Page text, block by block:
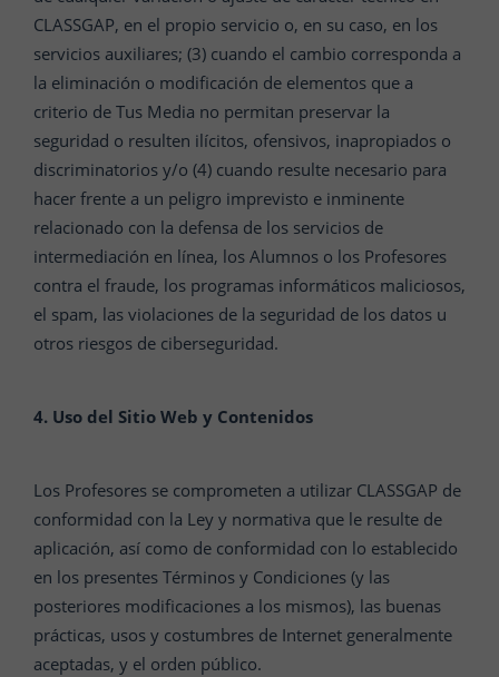
CLASSGAP, en el propio servicio o, en su caso, en los
servicios auxiliares; (3) cuando el cambio corresponda a
la eliminación o modificación de elementos que a
criterio de Tus Media no permitan preservar la
seguridad o resulten ilícitos, ofensivos, inapropiados o
discriminatorios y/o (4) cuando resulte necesario para
hacer frente a un peligro imprevisto e inminente
relacionado con la defensa de los servicios de
intermediación en línea, los Alumnos o los Profesores
contra el fraude, los programas informáticos maliciosos,
el spam, las violaciones de la seguridad de los datos u
otros riesgos de ciberseguridad.
4. Uso del Sitio Web y Contenidos
Los Profesores se comprometen a utilizar CLASSGAP de
conformidad con la Ley y normativa que le resulte de
aplicación, así como de conformidad con lo establecido
en los presentes Términos y Condiciones (y las
posteriores modificaciones a los mismos), las buenas
prácticas, usos y costumbres de Internet generalmente
aceptadas, y el orden público.